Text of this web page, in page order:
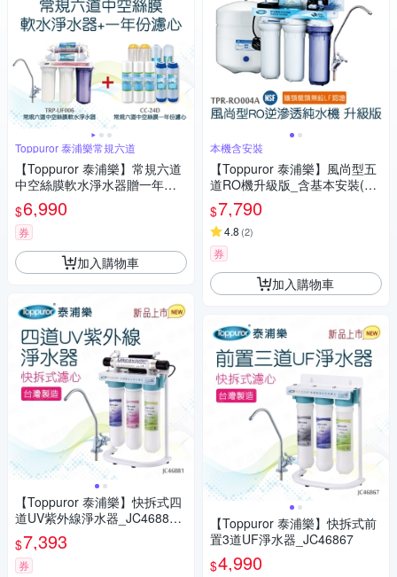
Toppuror 泰浦樂常規六道
【Toppuror 泰浦樂】常規六道
中空絲膜軟水淨水器贈一年份
濾心-不含安裝(TPR-UF006+C
C-24D)
$6,990
券
加入購物車
【Toppuror 泰浦樂】快拆式四
道UV紫外線淨水器_JC46881
(含基本安裝)
$7,393
券
本機含安裝
【Toppuror 泰浦樂】風尚型五
道RO機升級版_含基本安裝(TP
R-RO004A)
$7,790
4.8 (2)
券
加入購物車
【Toppuror 泰浦樂】快拆式前
置3道UF淨水器_JC46867
$4,990